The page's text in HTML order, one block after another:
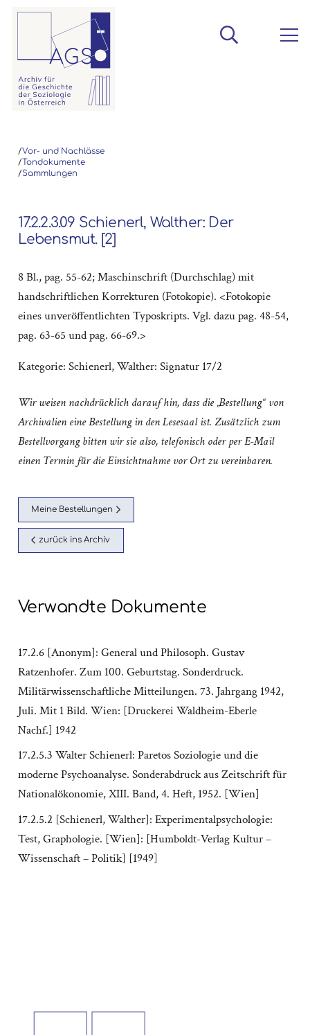
/Vor- und Nachlässe
/Tondokumente
/Sammlungen
17.2.2.3.09 Schienerl, Walther: Der
Lebensmut. [2]
8 Bl., pag. 55-62; Maschinschrift (Durchschlag) mit
handschriftlichen Korrekturen (Fotokopie). <Fotokopie
eines unveröffentlichten Typoskripts. Vgl. dazu pag. 48-54,
pag. 63-65 und pag. 66-69.>
Kategorie: Schienerl, Walther: Signatur 17/2
Wir weisen nachdrücklich darauf hin, dass die „Bestellung“ von
Archivalien eine Bestellung in den Lesesaal ist. Zusätzlich zum
Bestellvorgang bitten wir sie also, telefonisch oder per E-Mail
einen Termin für die Einsichtnahme vor Ort zu vereinbaren.
Meine Bestellungen
zurück ins Archiv
Verwandte Dokumente
17.2.6 [Anonym]: General und Philosoph. Gustav
Ratzenhofer. Zum 100. Geburtstag. Sonderdruck.
Militärwissenschaftliche Mitteilungen. 73. Jahrgang 1942,
Juli. Mit 1 Bild. Wien: [Druckerei Waldheim-Eberle
Nachf.] 1942
17.2.5.3 Walter Schienerl: Paretos Soziologie und die
moderne Psychoanalyse. Sonderabdruck aus Zeitschrift für
Nationalökonomie, XIII. Band, 4. Heft, 1952. [Wien]
17.2.5.2 [Schienerl, Walther]: Experimentalpsychologie:
Test, Graphologie. [Wien]: [Humboldt-Verlag Kultur –
Wissenschaft – Politik] [1949]